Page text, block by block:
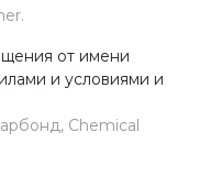
от имени
и условиями и
Chemical